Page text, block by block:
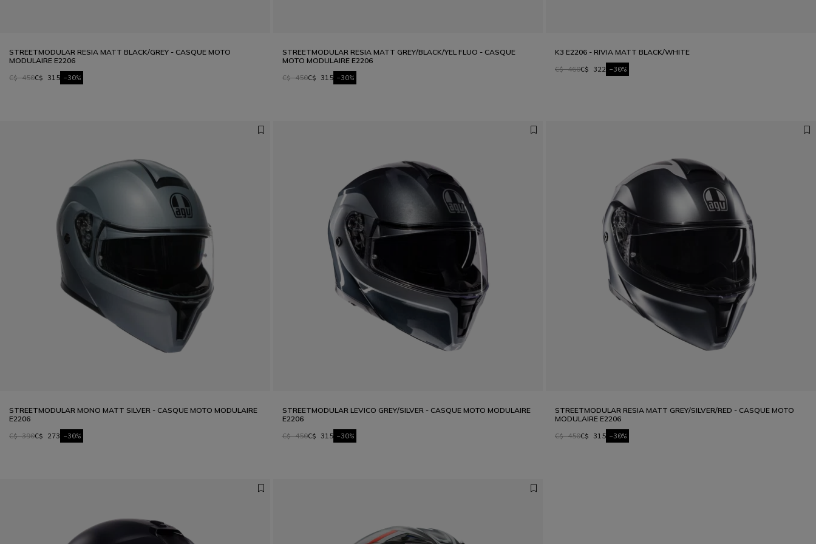
STREETMODULAR RESIA MATT BLACK/GREY - CASQUE MOTO
MODULAIRE E2206
C$ 450C$ 315 -30%
STREETMODULAR RESIA MATT GREY/BLACK/YEL FLUO - CASQUE
MOTO MODULAIRE E2206
C$ 450C$ 315 -30%
K3 E2206 - RIVIA MATT BLACK/WHITE
C$ 460C$ 322 -30%
STREETMODULAR MONO MATT SILVER - CASQUE MOTO MODULAIRE
E2206
C$ 390C$ 273 -30%
STREETMODULAR LEVICO GREY/SILVER - CASQUE MOTO MODULAIRE
E2206
C$ 450C$ 315 -30%
STREETMODULAR RESIA MATT GREY/SILVER/RED - CASQUE MOTO
MODULAIRE E2206
C$ 450C$ 315 -30%